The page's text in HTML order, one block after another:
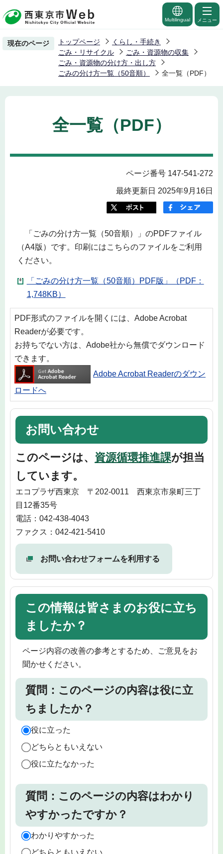
の
ー
先
頭
Multilingual メニュー
現在のページ トップページ
くらし・手続き
ごみ・リサイクル
ごみ・資源物の収集
ごみ・資源物の分け方・出し方
ごみの分け方一覧（50音順）
全一覧（PDF）
全一覧（PDF）
ページ番号 147-541-272
最終更新日 2025年9月16日
「ごみの分け方一覧（50音順）」のPDFファイル
（A4版）です。印刷にはこちらのファイルをご利用
ください。
「ごみの分け方一覧（50音順）PDF版」（PDF：
1,748KB）
PDF形式のファイルを開くには、Adobe Acrobat
Readerが必要です。
お持ちでない方は、Adobe社から無償でダウンロード
できます。
Adobe Acrobat Readerのダウン
ロードへ
お問い合わせ
このページは、 資源循環推進課が担当
しています。
エコプラザ西東京 〒202-0011 西東京市泉町三丁
目12番35号
電話：042-438-4043
ファクス：042-421-5410
お問い合わせフォームを利用する
この情報は皆さまのお役に立ち
ましたか？
ページ内容の改善の参考とするため、ご意見をお
聞かせください。
質問：このページの内容は役に立
ちましたか？
役に立った
どちらともいえない
役に立たなかった
質問：このページの内容はわかり
やすかったですか？
わかりやすかった